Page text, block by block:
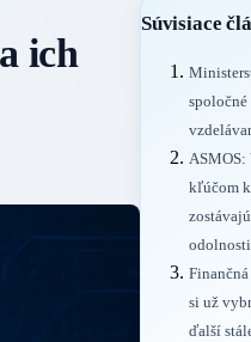
ich
Súvisiace
ASMOS:
kľúčom
odolnosti
si už
ďalší